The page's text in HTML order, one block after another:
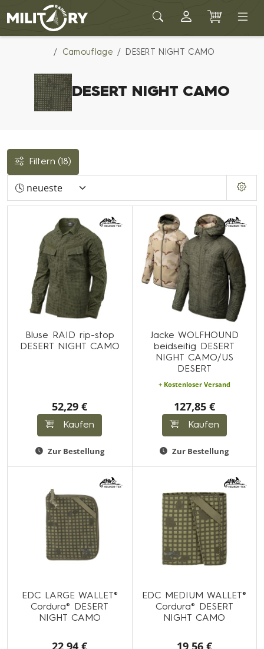
Army shop MILITARY RANGE
Camouflage DESERT NIGHT CAMO
DESERT NIGHT CAMO
Filtern (18)
Bluse RAID rip-stop
DESERT NIGHT CAMO
52,29 €
Kaufen
Zur Bestellung
Jacke WOLFHOUND
beidseitig DESERT
NIGHT CAMO/US
DESERT
+ Kostenloser Versand
127,85 €
Kaufen
Zur Bestellung
EDC LARGE WALLET®
Cordura® DESERT
NIGHT CAMO
22,94 €
EDC MEDIUM WALLET®
Cordura® DESERT
NIGHT CAMO
19,56 €